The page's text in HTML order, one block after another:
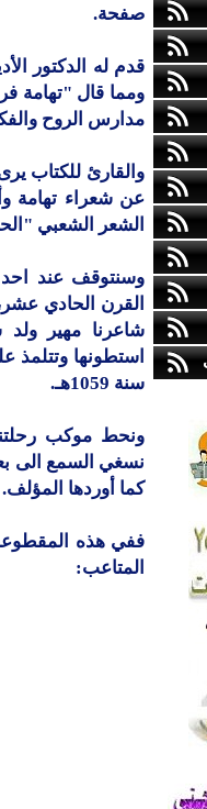
صفحة.
قدم له الدكتور
ومما قال "تهامة
مدارس الروح
والقارئ للكتاب
عن شعراء تهامة
الشعر الشعبي
وسنتوقف عند احد
القرن الحادي
استطونها وتتلمذ
سنة 1059هـ.
ونحط موكب
نسغي السمع الى
كما أوردها المؤلف.
ففي هذه
المتاعب: